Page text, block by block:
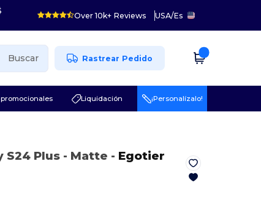
Over 10k+ Reviews USA/Es
Buscar Rastrear Pedido
Liquidación ¡Personalízalo!
S24 Plus - Matte - Egotier